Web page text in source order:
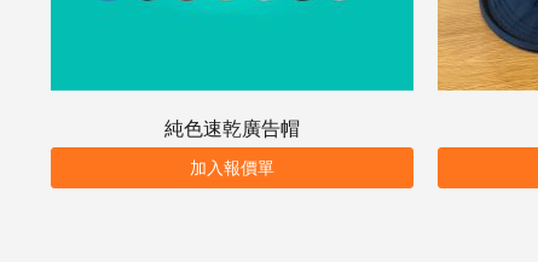
純色速乾廣告帽
加入報價單